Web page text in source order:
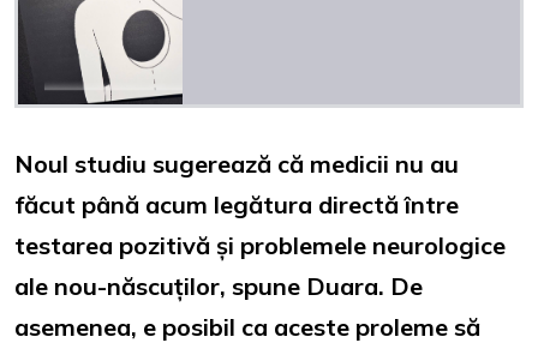
Noul studiu sugerează că medicii nu au
făcut până acum legătura directă între
testarea pozitivă și problemele neurologice
ale nou-născuților, spune Duara. De
asemenea, e posibil ca aceste proleme să